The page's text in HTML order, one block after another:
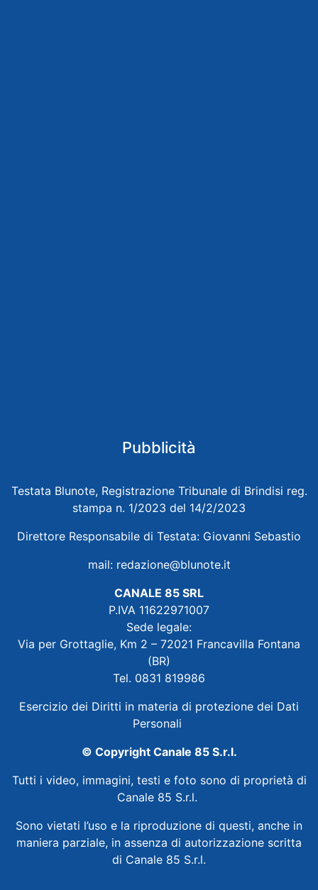
Pubblicità
Testata Blunote, Registrazione Tribunale di Brindisi reg.
stampa n. 1/2023 del 14/2/2023
Direttore Responsabile di Testata: Giovanni Sebastio
mail: redazione@blunote.it
CANALE 85 SRL
P.IVA 11622971007
Sede legale:
Via per Grottaglie, Km 2 – 72021 Francavilla Fontana
(BR)
Tel. 0831 819986
Esercizio dei Diritti in materia di protezione dei Dati
Personali
© Copyright Canale 85 S.r.l.
Tutti i video, immagini, testi e foto sono di proprietà di
Canale 85 S.r.l.
Sono vietati l’uso e la riproduzione di questi, anche in
maniera parziale, in assenza di autorizzazione scritta
di Canale 85 S.r.l.